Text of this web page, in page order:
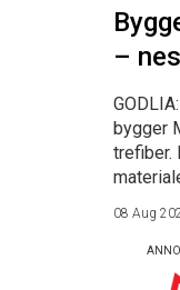
–
bygger
trefiber.
08 Aug